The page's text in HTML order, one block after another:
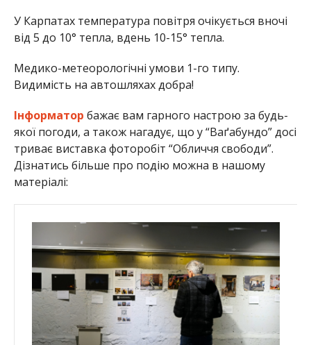
У Карпатах температура повітря очікується вночі
від 5 до 10° тепла, вдень 10-15° тепла.
Медико-метеорологічні умови 1-го типу.
Видимість на автошляхах добра!
Інформатор бажає вам гарного настрою за будь-
якої погоди, а також нагадує, що у “Ваґабундо” досі
триває виставка фоторобіт “Обличчя свободи”.
Дізнатись більше про подію можна в нашому
матеріалі: